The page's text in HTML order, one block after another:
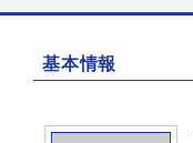
基本情報